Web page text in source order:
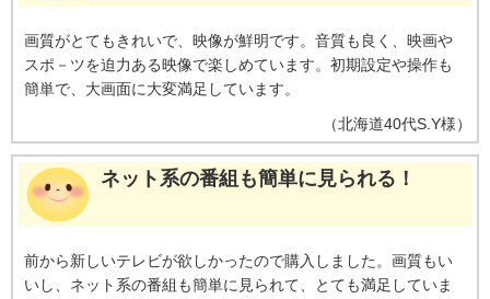
画質がとてもきれいで、映像が鮮明です。音質も良く、映画や
スポ－ツを迫力ある映像で楽しめています。初期設定や操作も
簡単で、大画面に大変満足しています。
（北海道40代S.Y様）
ネット系の番組も簡単に見られる！
前から新しいテレビが欲しかったので購入しました。画質もい
いし、ネット系の番組も簡単に見られて、とても満足していま